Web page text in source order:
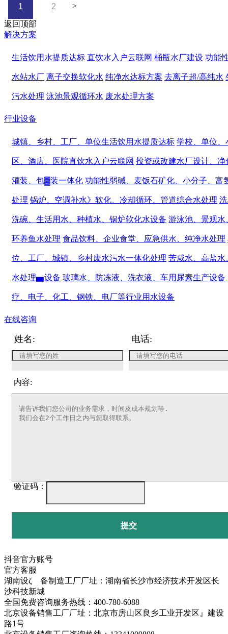
1 2 >
返回顶部
解决方案
生活饮用水提质达标 直饮水入户云联网 桶瓶水厂建设 功能
水站水厂 离子交换软化水 纯净水达标方案 去离子超/高纯水
污水处理 泳池景观循环水 废水处理方案
行业设备
城镇、乡村、工厂、单位生活饮用水提质达标 学校、单位、
区、酒店、医院直饮水入户云联网 投资或改建水厂设计、净
灌装、包▓装一体化 功能性弱碱、麦饭石矿化、小分子、富
处理 锅炉、空调补水》软化、冷却循环、管道综合水处理
洗碗、生活用水、种植水、锅炉软化水设备 游泳池、景观水
环养鱼水处理 食品饮料、企业食堂、应急供水、纯净水处理
位、工厂、城镇、乡村废水污水一体化处理 苦咸水、高盐水
水处理▅设备 玻璃水、防冻液、洗衣液、车用尿素生产设备
疗、电子、化工、钢铁、电厂等行业用水设备
在线咨询
姓名: 电话:
内容:
验证码：
提交
抖音官方账号
官方客服
湖南设ζ 备制造工厂厂址：湖南省长沙市经济技术开发区长
沙科技新城
全国免费咨询服务热线：400-780-6088
北京设备销售工厂厂址：北京市房山区良乡工业开发区』建设
路1号